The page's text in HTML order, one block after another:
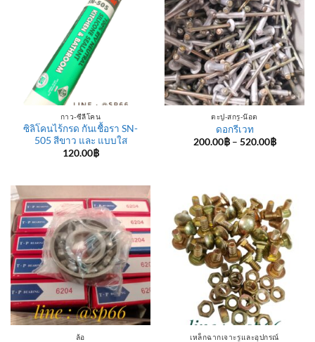
กาว-ซีลีโคน
ซิลิโคนไร้กรด กันเชื้อรา SN-
505 สีขาว และ แบบใส
120.00฿
ตะปู-สกรู-น๊อต
ดอกรีเวท
200.00฿ – 520.00฿Price
ล้อ เหล็กฉากเจาะรูและอุปกรณ์